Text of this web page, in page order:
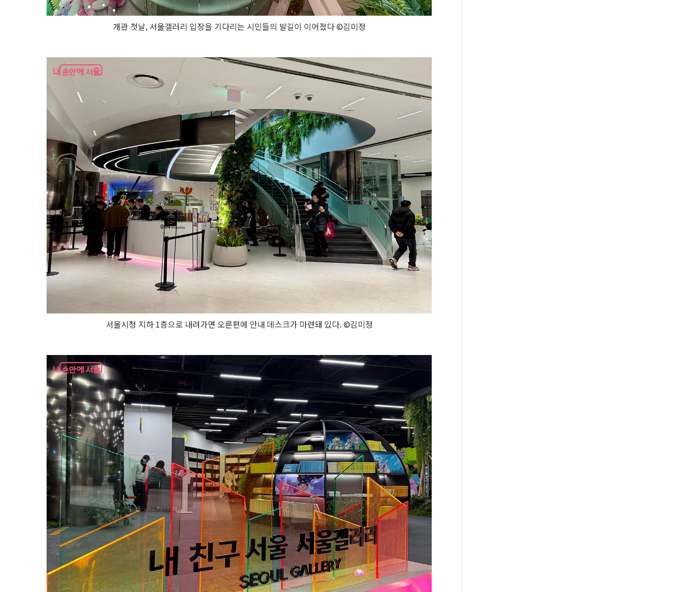
내
친
관, 2
관
운
지 청
력
소
서
울
마
이
소
울
샵
군
기
시
유
적
전
시
실
어
에 있
해 줘!
서
울
책
방
서
울
시
에
서 발
간
한 서
적
과 자
료
를
람
하
고 구
매
할 수 있
는 서
점
공
개관 첫날, 서울갤러리 입장을 기다리는 시민들의 발길이 이어졌다 ©김미정
서울시청 지하 1층으로 내려가면 오른편에 안내 데스크가 마련돼 있다. ©김미정